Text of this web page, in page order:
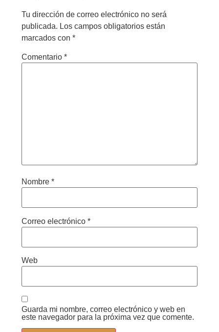
Tu dirección de correo electrónico no será
publicada. Los campos obligatorios están
marcados con *
Comentario *
Nombre *
Correo electrónico *
Web
Guarda mi nombre, correo electrónico y web en
este navegador para la próxima vez que comente.